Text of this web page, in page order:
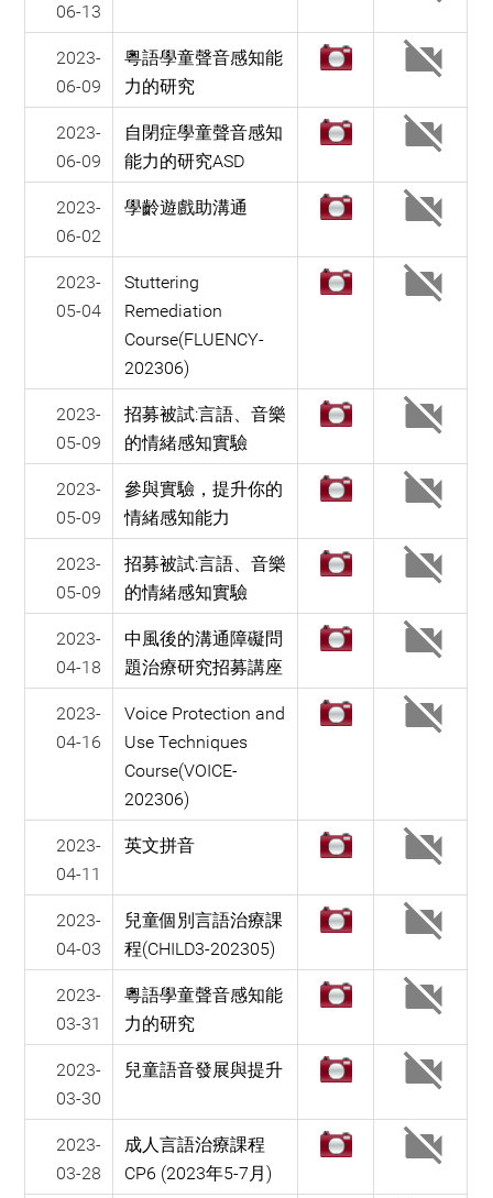
06-13
2023-
06-09
粵語學童聲音感知能
力的研究
2023-
06-09
自閉症學童聲音感知
能力的研究ASD
2023-
06-02
學齡遊戲助溝通
2023-
05-04
Stuttering
Remediation
Course(FLUENCY-
202306)
2023-
05-09
招募被試:言語、音樂
的情緒感知實驗
2023-
05-09
參與實驗，提升你的
情緒感知能力
2023-
05-09
招募被試:言語、音樂
的情緒感知實驗
2023-
04-18
中風後的溝通障礙問
題治療研究招募講座
2023-
04-16
Voice Protection and
Use Techniques
Course(VOICE-
202306)
2023-
04-11
英文拼音
2023-
04-03
兒童個別言語治療課
程(CHILD3-202305)
2023-
03-31
粵語學童聲音感知能
力的研究
2023-
03-30
兒童語音發展與提升
2023-
03-28
成人言語治療課程
CP6 (2023年5-7月)